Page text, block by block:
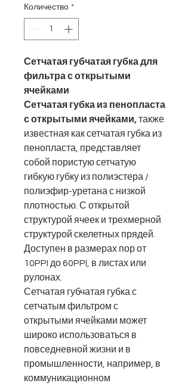
Количество *
Сетчатая губчатая губка для
фильтра с открытыми
ячейками
Сетчатая губка из пенопласта
с открытыми ячейками,также
известная как сетчатая губка из
пенопласта, представляет
собой пористую сетчатую
гибкую губку из полиэстера /
полиэфир-уретана с низкой
плотностью. С открытой
структурой ячеек и трехмерной
структурой скелетных прядей.
Доступен в размерах пор от
10PPI до 60PPI, в листах или
рулонах.
Сетчатая губчатая губка с
сетчатым фильтром с
открытыми ячейками может
широко использоваться в
повседневной жизни и в
промышленности, например, в
коммуникационном